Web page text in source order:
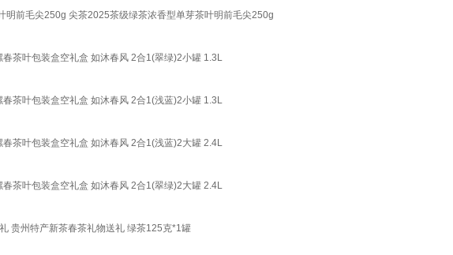
前毛尖250g 尖茶2025茶级绿茶浓香型单芽茶叶明前毛尖250g
茶叶包装盒空礼盒 如沐春风 2合1(翠绿)2小罐 1.3L
茶叶包装盒空礼盒 如沐春风 2合1(浅蓝)2小罐 1.3L
茶叶包装盒空礼盒 如沐春风 2合1(浅蓝)2大罐 2.4L
茶叶包装盒空礼盒 如沐春风 2合1(翠绿)2大罐 2.4L
贵州特产新茶春茶礼物送礼 绿茶125克*1罐